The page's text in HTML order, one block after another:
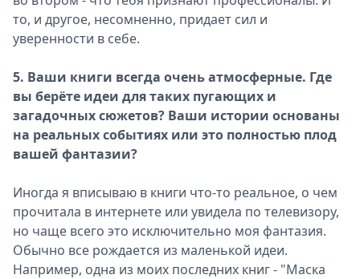
то, и другое, несомненно, придает сил и
уверенности в себе.
5. Ваши книги всегда очень атмосферные. Где
вы берёте идеи для таких пугающих и
загадочных сюжетов? Ваши истории основаны
на реальных событиях или это полностью плод
вашей фантазии?
Иногда я вписываю в книги что-то реальное, о чем
прочитала в интернете или увидела по телевизору,
но чаще всего это исключительно моя фантазия.
Обычно все рождается из маленькой идеи.
Например, одна из моих последних книг - "Маска